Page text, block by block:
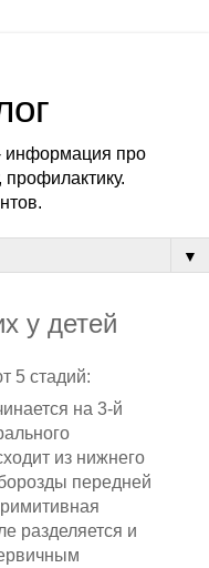
информация про
профилактику.
▼
у детей
5 стадий:
на 3-й
из нижнего
передней
разделяется и